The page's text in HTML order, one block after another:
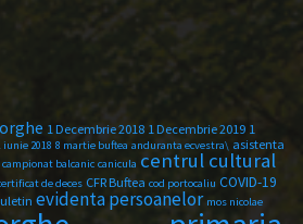
1 Decembrie 2018 1 Decembrie 2019 1
iunie 2018 8 martie buftea anduranta ecvestra\ asistenta
campionat balcanic canicula centrul cultural
de deces CFR Buftea cod portocaliu COVID-19
evidenta persoanelor mos nicolae